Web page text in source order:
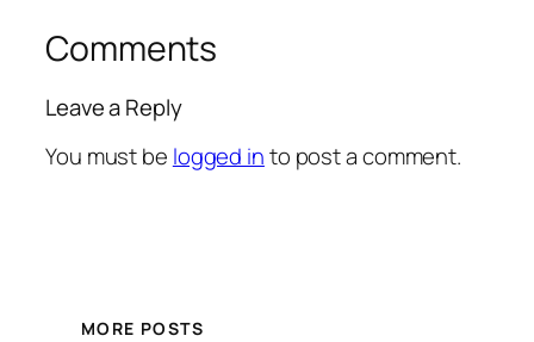
Comments
Leave a Reply
You must be logged into post a comment.
MORE POSTS